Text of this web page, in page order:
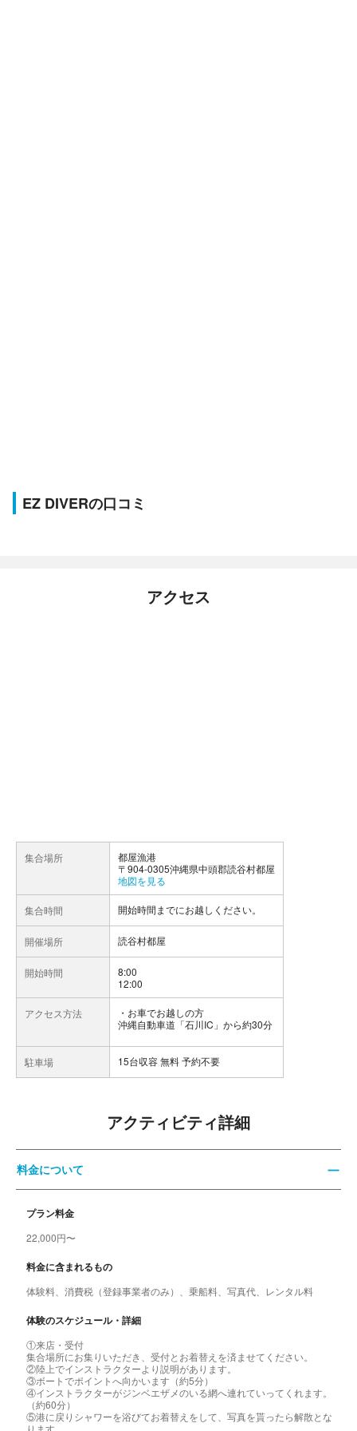
EZ DIVERの口コミ
アクセス
集合場所
都屋漁港
〒904-0305沖縄県中頭郡読谷村都屋
地図を見る
集合時間 開始時間までにお越しください。
開催場所 読谷村都屋
開始時間
8:00
12:00
アクセス方法
お車でお越しの方
沖縄自動車道「石川IC」から約30分
駐車場 15台収容 無料 予約不要
アクティビティ詳細
料金について
プラン料金
22,000円〜
料金に含まれるもの
体験料、消費税（登録事業者のみ）、乗船料、写真代、レンタル料
体験のスケジュール・詳細
①来店・受付
集合場所にお集りいただき、受付とお着替えを済ませてください。
②陸上でインストラクターより説明があります。
③ボートでポイントへ向かいます（約5分）
④インストラクターがジンベエザメのいる網へ連れていってくれます。
（約60分）
⑤港に戻りシャワーを浴びてお着替えをして、写真を貰ったら解散とな
ります。